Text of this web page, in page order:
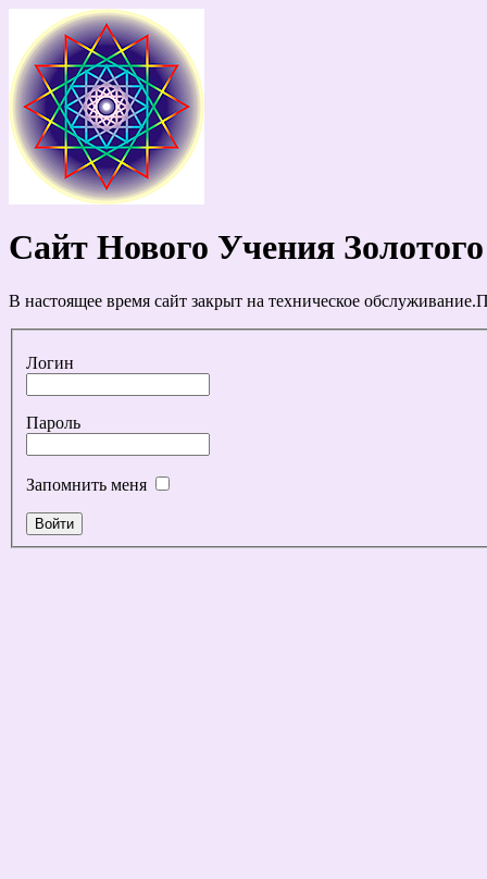
Сайт Нового Учения
В настоящее время сайт закрыт на техническое
Логин
Пароль
Запомнить меня